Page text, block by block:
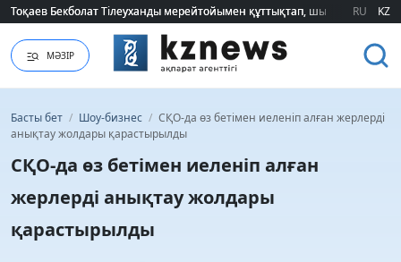
Тоқаев Бекболат Тілеуханды мерейтойымен құттықтап, шығармашылық
Тоқаев Бекболат Тілеуханды мерейтойымен құттықтап, шығармашылық
RU KZ
МӘЗІР
Басты бет / Шоу-бизнес / СҚО-да өз бетімен иеленіп алған жерлерді
анықтау жолдары қарастырылды
СҚО-да өз бетімен иеленіп алған
жерлерді анықтау жолдары
қарастырылды